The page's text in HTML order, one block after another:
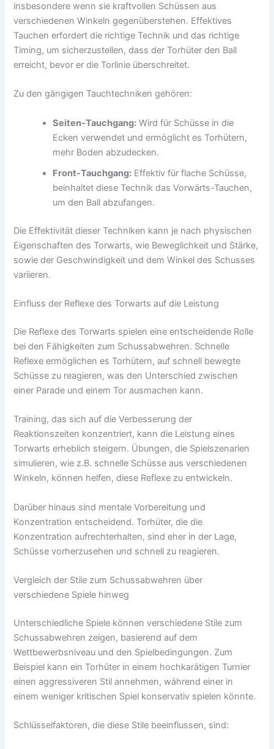
insbesondere wenn sie kraftvollen Schüssen aus
verschiedenen Winkeln gegenüberstehen. Effektives
Tauchen erfordert die richtige Technik und das richtige
Timing, um sicherzustellen, dass der Torhüter den Ball
erreicht, bevor er die Torlinie überschreitet.
Zu den gängigen Tauchtechniken gehören:
Seiten-Tauchgang: Wird für Schüsse in die
Ecken verwendet und ermöglicht es Torhütern,
mehr Boden abzudecken.
Front-Tauchgang: Effektiv für flache Schüsse,
beinhaltet diese Technik das Vorwärts-Tauchen,
um den Ball abzufangen.
Die Effektivität dieser Techniken kann je nach physischen
Eigenschaften des Torwarts, wie Beweglichkeit und Stärke,
sowie der Geschwindigkeit und dem Winkel des Schusses
variieren.
Einfluss der Reflexe des Torwarts auf die Leistung
Die Reflexe des Torwarts spielen eine entscheidende Rolle
bei den Fähigkeiten zum Schussabwehren. Schnelle
Reflexe ermöglichen es Torhütern, auf schnell bewegte
Schüsse zu reagieren, was den Unterschied zwischen
einer Parade und einem Tor ausmachen kann.
Training, das sich auf die Verbesserung der
Reaktionszeiten konzentriert, kann die Leistung eines
Torwarts erheblich steigern. Übungen, die Spielszenarien
simulieren, wie z.B. schnelle Schüsse aus verschiedenen
Winkeln, können helfen, diese Reflexe zu entwickeln.
Darüber hinaus sind mentale Vorbereitung und
Konzentration entscheidend. Torhüter, die die
Konzentration aufrechterhalten, sind eher in der Lage,
Schüsse vorherzusehen und schnell zu reagieren.
Vergleich der Stile zum Schussabwehren über
verschiedene Spiele hinweg
Unterschiedliche Spiele können verschiedene Stile zum
Schussabwehren zeigen, basierend auf dem
Wettbewerbsniveau und den Spielbedingungen. Zum
Beispiel kann ein Torhüter in einem hochkarätigen Turnier
einen aggressiveren Stil annehmen, während einer in
einem weniger kritischen Spiel konservativ spielen könnte.
Schlüsselfaktoren, die diese Stile beeinflussen, sind: